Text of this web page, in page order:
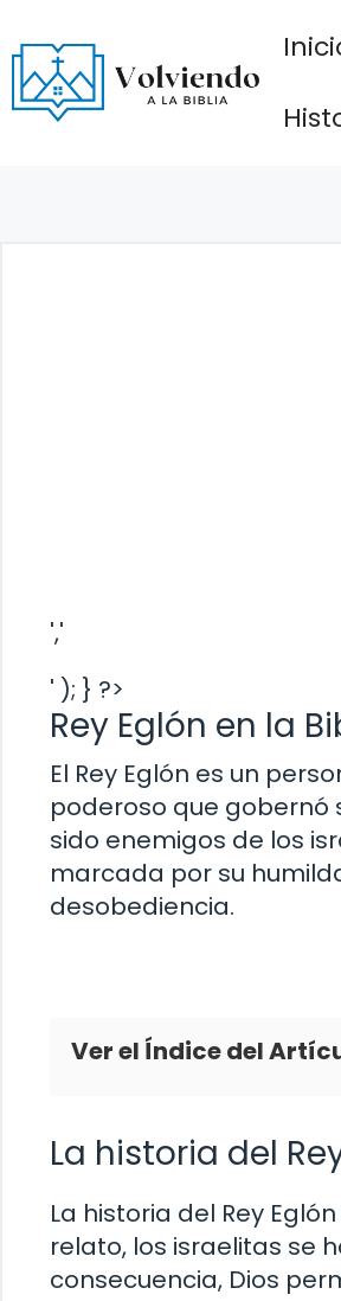
al
contenido
','
' ); } ?>
Rey Eglón en la
El Rey Eglón es un
poderoso que gobernó
sido enemigos de los
marcada por su
desobediencia.
Ver el Índice del
La historia del
La historia del Rey
relato, los israelitas se
consecuencia, Dios